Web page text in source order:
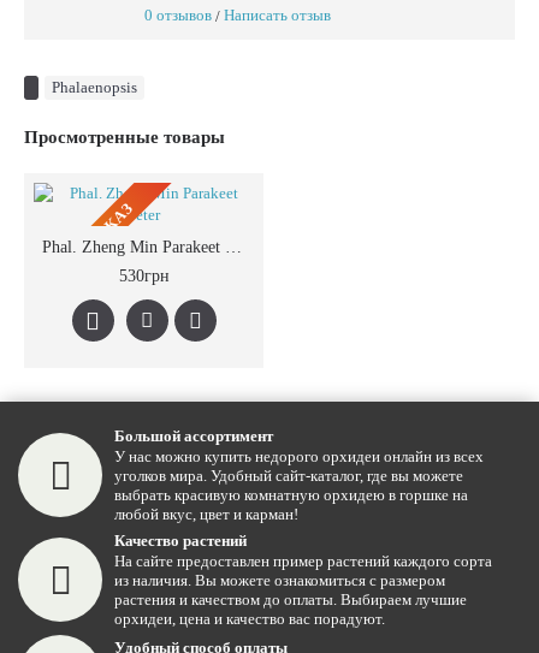
0 отзывов / Написать отзыв
Phalaenopsis
Просмотренные товары
ПРЕДЗАКАЗ
Phal. Zheng Min Parakeet Peter
530грн
Большой ассортимент
У нас можно купить недорого орхидеи онлайн из всех
уголков мира. Удобный сайт-каталог, где вы можете
выбрать красивую комнатную орхидею в горшке на
любой вкус, цвет и карман!
Качество растений
На сайте предоставлен пример растений каждого сорта
из наличия. Вы можете ознакомиться с размером
растения и качеством до оплаты. Выбираем лучшие
орхидеи, цена и качество вас порадуют.
Удобный способ оплаты